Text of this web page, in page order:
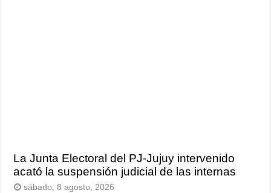
La Junta Electoral del PJ-Jujuy intervenido
acató la suspensión judicial de las internas
sábado, 8 agosto, 2026